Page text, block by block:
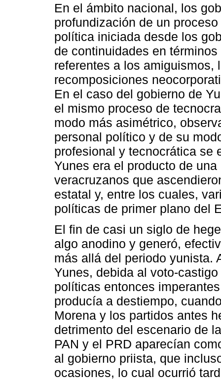
En el ámbito nacional, los
profundización de un
política iniciada desde los
de continuidades en
referentes a los
recomposiciones
En el caso del gobierno de
el mismo proceso de
modo más asimétrico,
personal político y de su
profesional y tecnocrática se
Yunes era el producto de
veracruzanos que
estatal y, entre los cuales,
políticas de primer plano del
El fin de casi un siglo de
algo anodino y generó,
más allá del periodo yunista.
Yunes, debida al voto-
políticas entonces
producía a destiempo,
Morena y los partidos antes
detrimento del escenario de
PAN y el PRD aparecían
al gobierno priista, que
ocasiones, lo cual ocurrió